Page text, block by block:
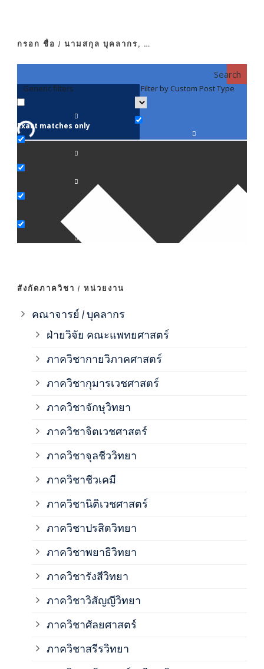
กรอก ชื่อ / นามสกุล บุคลากร, …
Search
Generic filters
Exact matches only
Filter by Custom Post Type
สังกัดภาควิชา / หน่วยงาน
คณาจารย์ / บุคลากร
ฝ่ายวิจัย คณะแพทยศาสตร์
ภาควิชากายวิภาคศาสตร์
ภาควิชากุมารเวชศาสตร์
ภาควิชาจักษุวิทยา
ภาควิชาจิตเวชศาสตร์
ภาควิชาจุลชีววิทยา
ภาควิชาชีวเคมี
ภาควิชานิติเวชศาสตร์
ภาควิชาปรสิตวิทยา
ภาควิชาพยาธิวิทยา
ภาควิชารังสีวิทยา
ภาควิชาวิสัญญีวิทยา
ภาควิชาศัลยศาสตร์
ภาควิชาสรีรวิทยา